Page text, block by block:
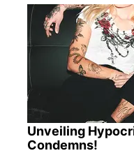
Unveiling
Condemns!